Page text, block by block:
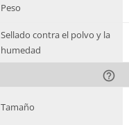
Peso
Sellado contra el polvo y la
humedad
help_outline
Tamaño